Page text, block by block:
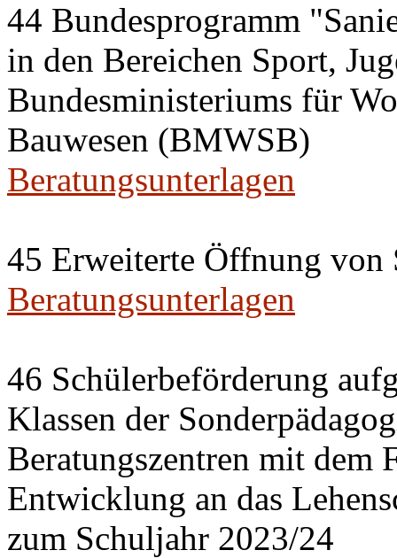
44 Bundesprogramm
in den Bereichen Sport,
Bundesministeriums für
Bauwesen (BMWSB)
Beratungsunterlagen
45 Erweiterte Öffnung von
Beratungsunterlagen
46 Schülerbeförderung
Klassen der
Beratungszentren mit dem
Entwicklung an das
zum Schuljahr 2023/24